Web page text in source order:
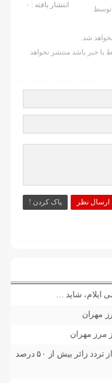
انتشار یافته : ۰
توسط
شد.
با خبر باشد منتشر نخواهد
ارسال نظر پاک کردن !
ایلام، شاید …
مهران
رئیس ستاد مرکزی اربعین: سهم مهران از تردد زائر بیش از ۵۰ درصد